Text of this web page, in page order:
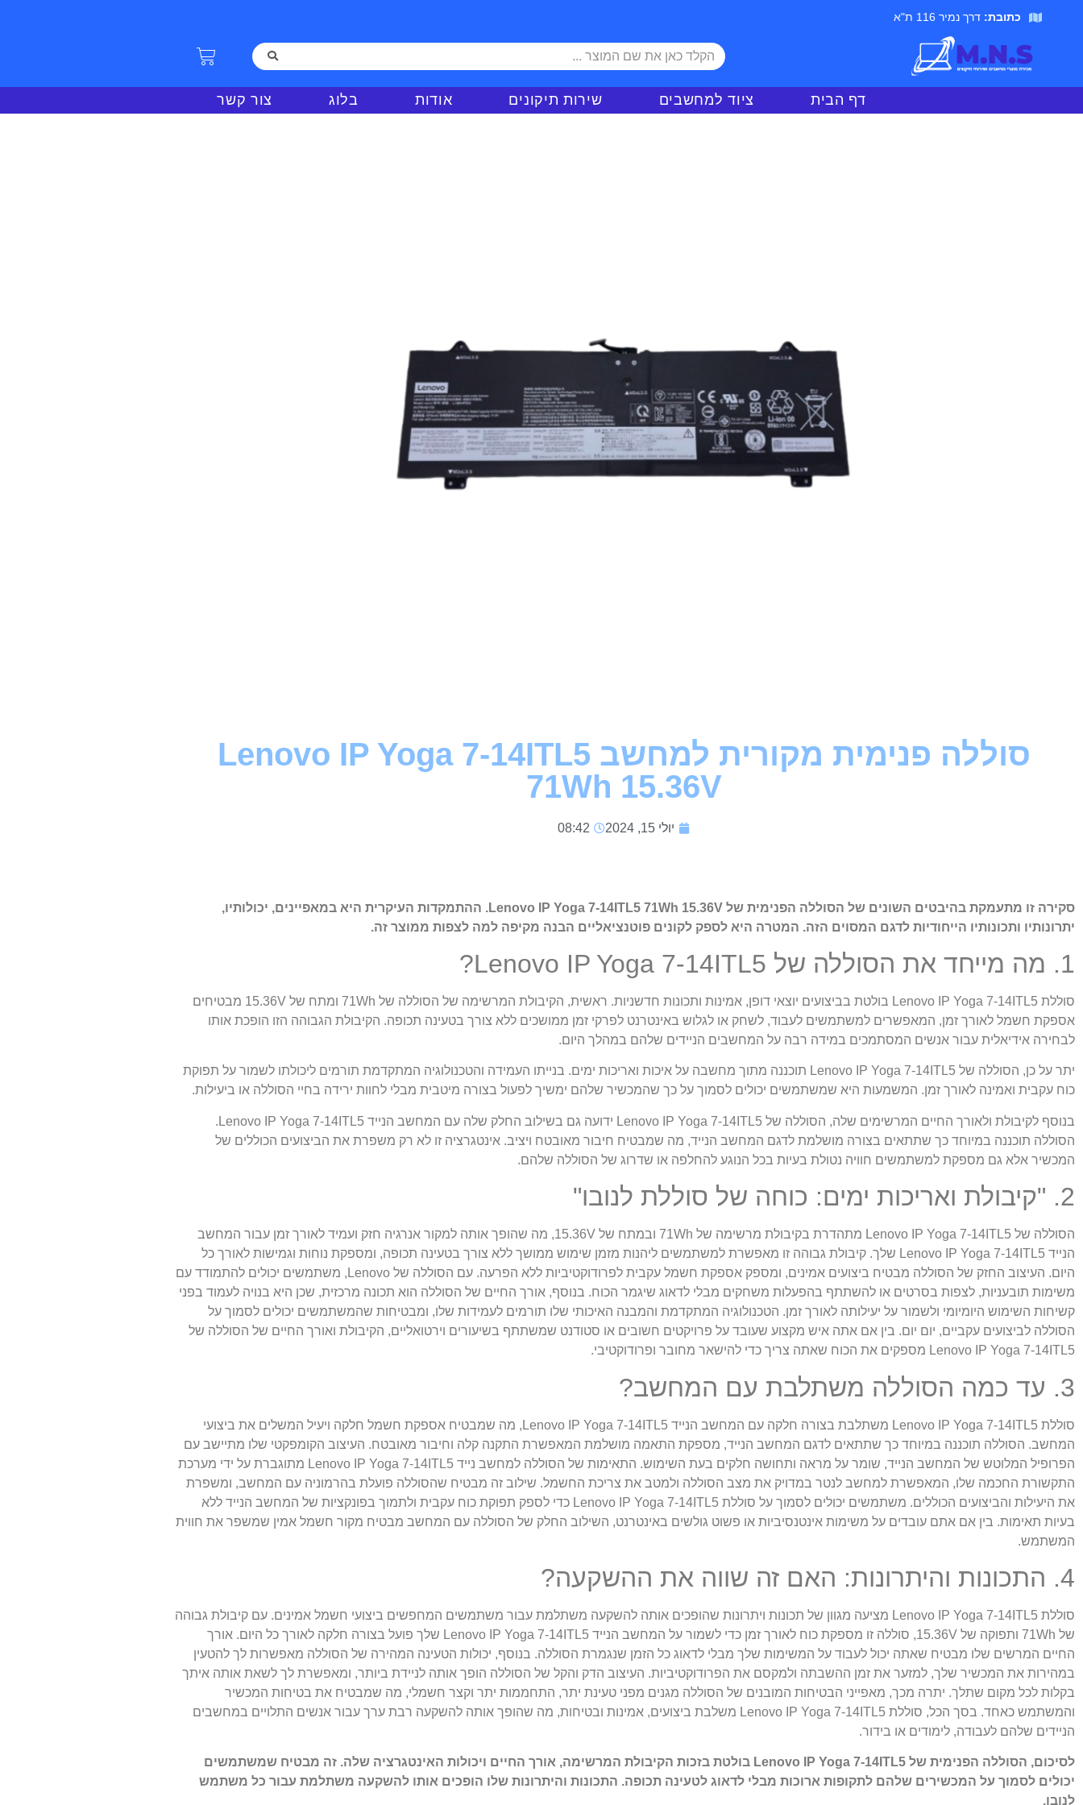
כתובת:דרך נמיר 116 ת"א
דף הבית ציוד למחשבים שירות תיקונים אודות בלוג צור קשר
סוללה פנימית מקורית למחשב Lenovo IP Yoga 7-14ITL5
71Wh 15.36V
יולי 15, 2024 08:42
סקירה זו מתעמקת בהיבטים השונים של הסוללה הפנימית של Lenovo IP Yoga 7-14ITL5 71Wh 15.36V. ההתמקדות העיקרית היא במאפיינים, יכולותיו,
יתרונותיו ותכונותיו הייחודיות לדגם המסוים הזה. המטרה היא לספק לקונים פוטנציאליים הבנה מקיפה למה לצפות ממוצר זה.
1. מה מייחד את הסוללה של Lenovo IP Yoga 7-14ITL5?
סוללת Lenovo IP Yoga 7-14ITL5 בולטת בביצועים יוצאי דופן, אמינות ותכונות חדשניות. ראשית, הקיבולת המרשימה של הסוללה של 71Wh ומתח של 15.36V מבטיחים
אספקת חשמל לאורך זמן, המאפשרים למשתמשים לעבוד, לשחק או לגלוש באינטרנט לפרקי זמן ממושכים ללא צורך בטעינה תכופה. הקיבולת הגבוהה הזו הופכת אותו
לבחירה אידיאלית עבור אנשים המסתמכים במידה רבה על המחשבים הניידים שלהם במהלך היום.
יתר על כן, הסוללה של Lenovo IP Yoga 7-14ITL5 תוכננה מתוך מחשבה על איכות ואריכות ימים. בנייתו העמידה והטכנולוגיה המתקדמת תורמים ליכולתו לשמור על תפוקת
כוח עקבית ואמינה לאורך זמן. המשמעות היא שמשתמשים יכולים לסמוך על כך שהמכשיר שלהם ימשיך לפעול בצורה מיטבית מבלי לחוות ירידה בחיי הסוללה או ביעילות.
בנוסף לקיבולת ולאורך החיים המרשימים שלה, הסוללה של Lenovo IP Yoga 7-14ITL5 ידועה גם בשילוב החלק שלה עם המחשב הנייד Lenovo IP Yoga 7-14ITL5.
הסוללה תוכננה במיוחד כך שתתאים בצורה מושלמת לדגם המחשב הנייד, מה שמבטיח חיבור מאובטח ויציב. אינטגרציה זו לא רק משפרת את הביצועים הכוללים של
המכשיר אלא גם מספקת למשתמשים חוויה נטולת בעיות בכל הנוגע להחלפה או שדרוג של הסוללה שלהם.
2. "קיבולת ואריכות ימים: כוחה של סוללת לנובו"
הסוללה של Lenovo IP Yoga 7-14ITL5 מתהדרת בקיבולת מרשימה של 71Wh ובמתח של 15.36V, מה שהופך אותה למקור אנרגיה חזק ועמיד לאורך זמן עבור המחשב
הנייד Lenovo IP Yoga 7-14ITL5 שלך. קיבולת גבוהה זו מאפשרת למשתמשים ליהנות מזמן שימוש ממושך ללא צורך בטעינה תכופה, ומספקת נוחות וגמישות לאורך כל
היום. העיצוב החזק של הסוללה מבטיח ביצועים אמינים, ומספק אספקת חשמל עקבית לפרודוקטיביות ללא הפרעה. עם הסוללה של Lenovo, משתמשים יכולים להתמודד עם
משימות תובעניות, לצפות בסרטים או להשתתף בהפעלות משחקים מבלי לדאוג שיגמר הכוח. בנוסף, אורך החיים של הסוללה הוא תכונה מרכזית, שכן היא בנויה לעמוד בפני
קשיחות השימוש היומיומי ולשמור על יעילותה לאורך זמן. הטכנולוגיה המתקדמת והמבנה האיכותי שלו תורמים לעמידות שלו, ומבטיחות שהמשתמשים יכולים לסמוך על
הסוללה לביצועים עקביים, יום יום. בין אם אתה איש מקצוע שעובד על פרויקטים חשובים או סטודנט שמשתתף בשיעורים וירטואליים, הקיבולת ואורך החיים של הסוללה של
Lenovo IP Yoga 7-14ITL5 מספקים את הכוח שאתה צריך כדי להישאר מחובר ופרודוקטיבי.
3. עד כמה הסוללה משתלבת עם המחשב?
סוללת Lenovo IP Yoga 7-14ITL5 משתלבת בצורה חלקה עם המחשב הנייד Lenovo IP Yoga 7-14ITL5, מה שמבטיח אספקת חשמל חלקה ויעיל המשלים את ביצועי
המחשב. הסוללה תוכננה במיוחד כך שתתאים לדגם המחשב הנייד, מספקת התאמה מושלמת המאפשרת התקנה קלה וחיבור מאובטח. העיצוב הקומפקטי שלו מתיישב עם
הפרופיל המלוטש של המחשב הנייד, שומר על מראה ותחושה חלקים בעת השימוש. התאימות של הסוללה למחשב נייד Lenovo IP Yoga 7-14ITL5 מתוגברת על ידי מערכת
התקשורת החכמה שלו, המאפשרת למחשב לנטר במדויק את מצב הסוללה ולמטב את צריכת החשמל. שילוב זה מבטיח שהסוללה פועלת בהרמוניה עם המחשב, ומשפרת
את היעילות והביצועים הכוללים. משתמשים יכולים לסמוך על סוללת Lenovo IP Yoga 7-14ITL5 כדי לספק תפוקת כוח עקבית ולתמוך בפונקציות של המחשב הנייד ללא
בעיות תאימות. בין אם אתם עובדים על משימות אינטנסיביות או פשוט גולשים באינטרנט, השילוב החלק של הסוללה עם המחשב מבטיח מקור חשמל אמין שמשפר את חווית
המשתמש.
4. התכונות והיתרונות: האם זה שווה את ההשקעה?
סוללת Lenovo IP Yoga 7-14ITL5 מציעה מגוון של תכונות ויתרונות שהופכים אותה להשקעה משתלמת עבור משתמשים המחפשים ביצועי חשמל אמינים. עם קיבולת גבוהה
של 71Wh ותפוקה של 15.36V, סוללה זו מספקת כוח לאורך זמן כדי לשמור על המחשב הנייד Lenovo IP Yoga 7-14ITL5 שלך פועל בצורה חלקה לאורך כל היום. אורך
החיים המרשים שלו מבטיח שאתה יכול לעבוד על המשימות שלך מבלי לדאוג כל הזמן שנגמרת הסוללה. בנוסף, יכולות הטעינה המהירה של הסוללה מאפשרות לך להטעין
במהירות את המכשיר שלך, למזער את זמן ההשבתה ולמקסם את הפרודוקטיביות. העיצוב הדק והקל של הסוללה הופך אותה לניידת ביותר, ומאפשרת לך לשאת אותה איתך
בקלות לכל מקום שתלך. יתרה מכך, מאפייני הבטיחות המובנים של הסוללה מגנים מפני טעינת יתר, התחממות יתר וקצר חשמלי, מה שמבטיח את בטיחות המכשיר
והמשתמש כאחד. בסך הכל, סוללת Lenovo IP Yoga 7-14ITL5 משלבת ביצועים, אמינות ובטיחות, מה שהופך אותה להשקעה רבת ערך עבור אנשים התלויים במחשבים
הניידים שלהם לעבודה, לימודים או בידור.
לסיכום, הסוללה הפנימית של Lenovo IP Yoga 7-14ITL5 בולטת בזכות הקיבולת המרשימה, אורך החיים ויכולות האינטגרציה שלה. זה מבטיח שמשתמשים
יכולים לסמוך על המכשירים שלהם לתקופות ארוכות מבלי לדאוג לטעינה תכופה. התכונות והיתרונות שלו הופכים אותו להשקעה משתלמת עבור כל משתמש
לנובו.